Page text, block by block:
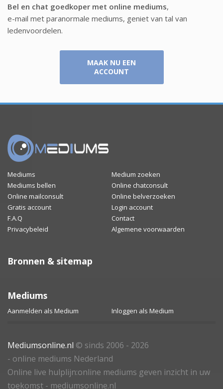
ALOYSIA
8 augustus 8 augustus
8 augustus
Bel en chat goedkoper met online mediums,
e-mail met paranormale mediums, geniet van tal van
ledenvoordelen.
MAAK NU EEN
ACCOUNT
Mediums
Medium zoeken
Mediums bellen
Online chatconsult
Online mailconsult
Online belverzoeken
Gratis account
Login account
F.A.Q
Contact
Privacybeleid
Algemene voorwaarden
Bronnen & sitemap
Mediums
Aanmelden als Medium Inloggen als Medium
Mediumsonline.nl © sinds 2006 - 2026
- online mediums Nederland
Online live hulplijn:online mediums geven inzicht in uw
toekomst - mediumsonline.nl